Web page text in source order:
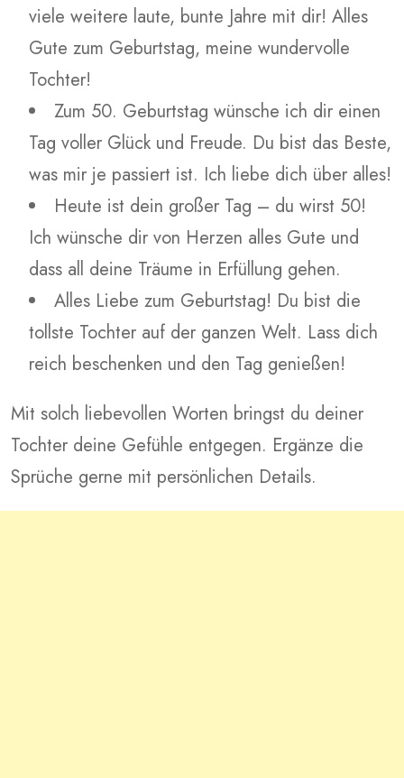
viele weitere laute, bunte Jahre mit dir! Alles
Gute zum Geburtstag, meine wundervolle
Tochter!
Zum 50. Geburtstag wünsche ich dir einen
Tag voller Glück und Freude. Du bist das Beste,
was mir je passiert ist. Ich liebe dich über alles!
Heute ist dein großer Tag – du wirst 50!
Ich wünsche dir von Herzen alles Gute und
dass all deine Träume in Erfüllung gehen.
Alles Liebe zum Geburtstag! Du bist die
tollste Tochter auf der ganzen Welt. Lass dich
reich beschenken und den Tag genießen!
Mit solch liebevollen Worten bringst du deiner
Tochter deine Gefühle entgegen. Ergänze die
Sprüche gerne mit persönlichen Details.